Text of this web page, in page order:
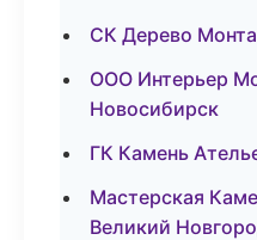
СК Дерево
ООО Интерьер
Новосибирск
ГК Камень
Мастерская
Великий